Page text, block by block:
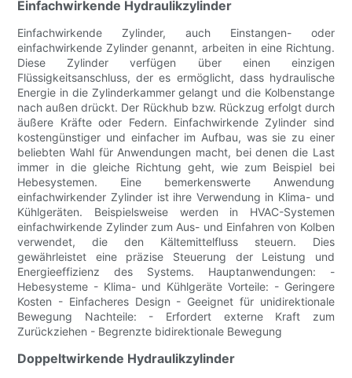
Einfachwirkende Hydraulikzylinder
Einfachwirkende Zylinder, auch Einstangen- oder
einfachwirkende Zylinder genannt, arbeiten in eine Richtung.
Diese Zylinder verfügen über einen einzigen
Flüssigkeitsanschluss, der es ermöglicht, dass hydraulische
Energie in die Zylinderkammer gelangt und die Kolbenstange
nach außen drückt. Der Rückhub bzw. Rückzug erfolgt durch
äußere Kräfte oder Federn. Einfachwirkende Zylinder sind
kostengünstiger und einfacher im Aufbau, was sie zu einer
beliebten Wahl für Anwendungen macht, bei denen die Last
immer in die gleiche Richtung geht, wie zum Beispiel bei
Hebesystemen. Eine bemerkenswerte Anwendung
einfachwirkender Zylinder ist ihre Verwendung in Klima- und
Kühlgeräten. Beispielsweise werden in HVAC-Systemen
einfachwirkende Zylinder zum Aus- und Einfahren von Kolben
verwendet, die den Kältemittelfluss steuern. Dies
gewährleistet eine präzise Steuerung der Leistung und
Energieeffizienz des Systems. Hauptanwendungen: -
Hebesysteme - Klima- und Kühlgeräte Vorteile: - Geringere
Kosten - Einfacheres Design - Geeignet für unidirektionale
Bewegung Nachteile: - Erfordert externe Kraft zum
Zurückziehen - Begrenzte bidirektionale Bewegung
Doppeltwirkende Hydraulikzylinder